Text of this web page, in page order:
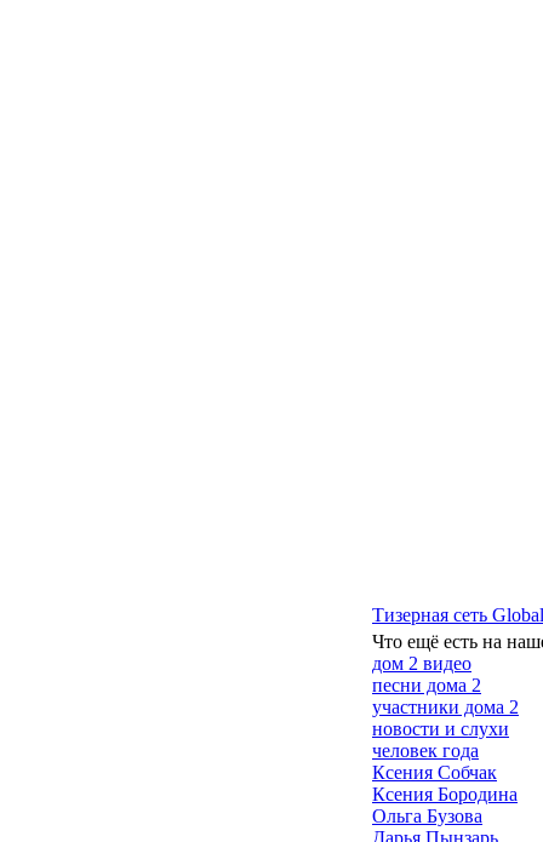
Тизерная сеть
Что ещё есть на
дом 2 видео
песни дома 2
участники дома 2
новости и слухи
человек года
Ксения Собчак
Ксения Бородина
Ольга Бузова
Дарья Пынзарь